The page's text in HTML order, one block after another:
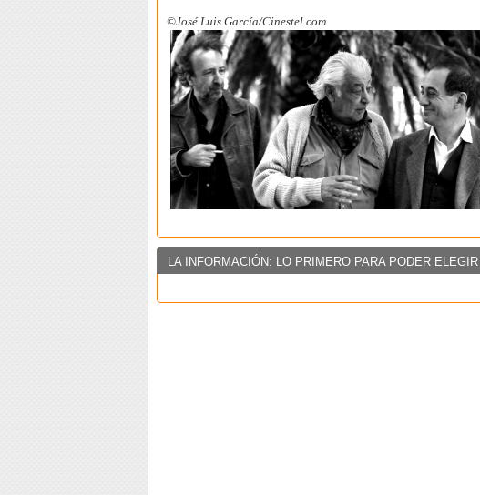
©José Luis García/Cinestel.com
LA INFORMACIÓN: LO PRIMERO PARA PODER ELEGIR